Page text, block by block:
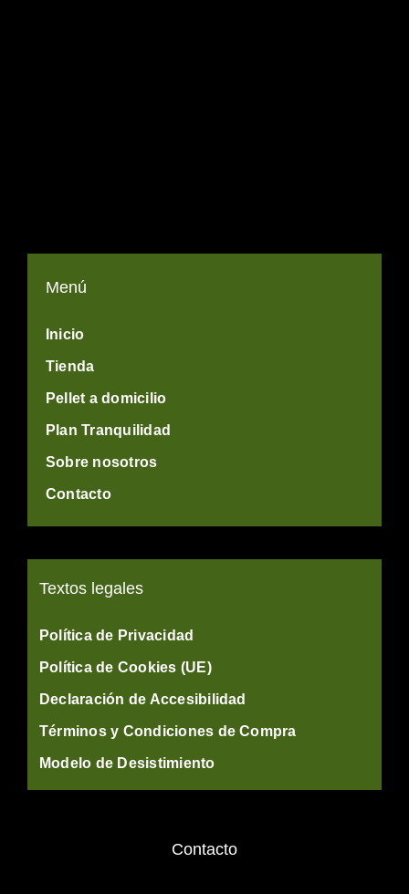
Menú
Inicio
Tienda
Pellet a domicilio
Plan Tranquilidad
Sobre nosotros
Contacto
Textos legales
Política de Privacidad
Política de Cookies (UE)
Declaración de Accesibilidad
Términos y Condiciones de Compra
Modelo de Desistimiento
Contacto